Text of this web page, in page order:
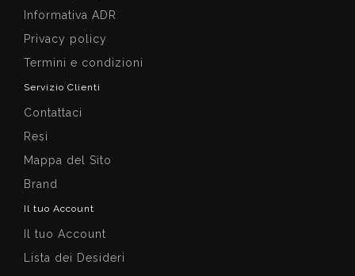
Informativa ADR
Privacy policy
Termini e condizioni
Servizio Clienti
Contattaci
Resi
Mappa del Sito
Brand
Il tuo Account
Il tuo Account
Lista dei Desideri